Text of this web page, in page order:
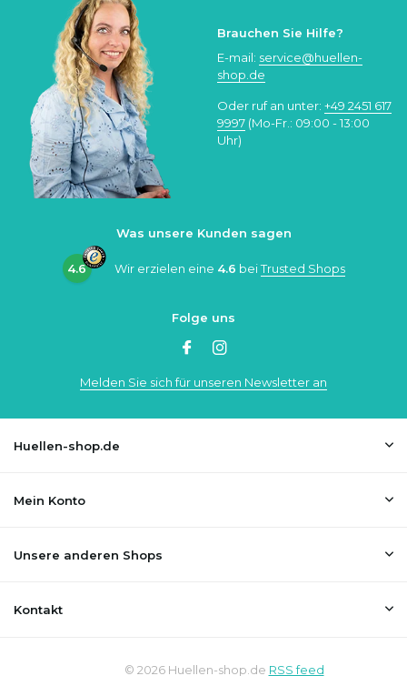
Brauchen Sie Hilfe?
E-mail: service@huellen-
shop.de
Oder ruf an unter: +49 2451 617
9997 (Mo-Fr.: 09:00 - 13:00
Uhr)
Was unsere Kunden sagen
4.6 Wir erzielen eine 4.6 beiTrusted Shops
Folge uns
Melden Sie sich für unseren Newsletter an
Huellen-shop.de
Mein Konto
Unsere anderen Shops
Kontakt
© 2026 Huellen-shop.de RSS feed